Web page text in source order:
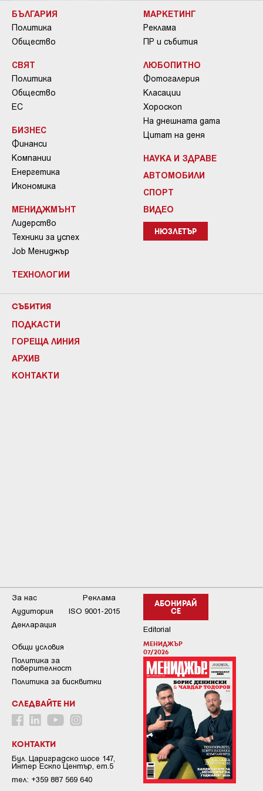
БЪЛГАРИЯ
Политика
Общество
СВЯТ
Политика
Общество
ЕС
БИЗНЕС
Финанси
Компании
Енергетика
Икономика
МЕНИДЖМЪНТ
Лидерство
Техники за успех
Job Мениджър
ТЕХНОЛОГИИ
МАРКЕТИНГ
Реклама
ПР и събития
ЛЮБОПИТНО
Фотогалерия
Класации
Хороскоп
На днешната дата
Цитат на деня
НАУКА И ЗДРАВЕ
АВТОМОБИЛИ
СПОРТ
ВИДЕО
НЮЗЛЕТЪР
СЪБИТИЯ
ПОДКАСТИ
ГОРЕЩА ЛИНИЯ
АРХИВ
КОНТАКТИ
АБОНИРАЙ
СЕ
Editorial
МЕНИДЖЪР
07/2026
За нас
Реклама
Аудитория
ISO 9001-2015
Декларация
Общи условия
Пoлитикa зa
пoвepитeлнocт
Политика за бисквитки
СЛЕДВАЙТЕ НИ
КОНТАКТИ
Бул. Цариградско шосе 147,
Интер Ескпо Център, ет.5
тел: +359 887 569 640